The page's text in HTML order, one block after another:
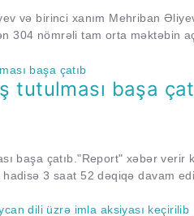
və birinci xanım Mehriban
304 nömrəli tam orta məktəbin
tutulması başa
başa çatıb."Report" xəbər
3 saat 52 dəqiqə davam